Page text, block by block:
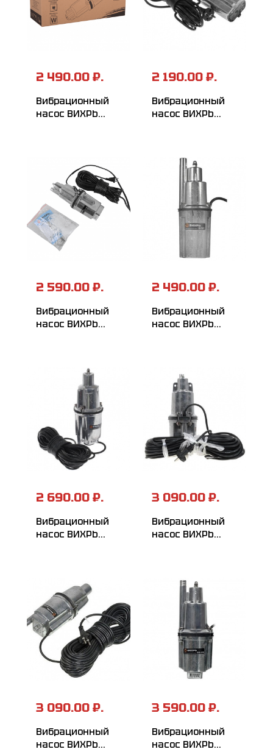
2 490.00 ₽.
Вибрационный
насос ВИХРЬ
2 190.00 ₽.
Вибрационный
насос ВИХРЬ
2 590.00 ₽.
Вибрационный
насос ВИХРЬ
2 490.00 ₽.
Вибрационный
насос ВИХРЬ
2 690.00 ₽.
Вибрационный
насос ВИХРЬ
3 090.00 ₽.
Вибрационный
насос ВИХРЬ
3 090.00 ₽.
Вибрационный
насос ВИХРЬ
3 590.00 ₽.
Вибрационный
насос ВИХРЬ